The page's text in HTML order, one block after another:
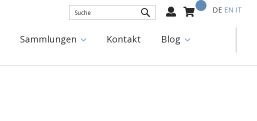
Mein Warenkorb
Select
DE EN IT
Sammlungen Kontakt Blog